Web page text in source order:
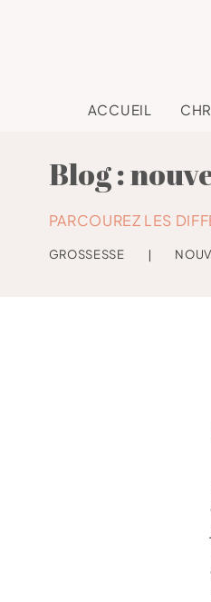
ACCUEIL
Blog :
PARCOUREZ LES
GROSSESSE ❘